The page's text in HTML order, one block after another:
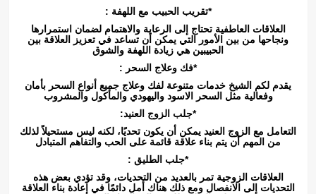
*تقريب الحبيب مع اللهفة :
العلاقات العاطفية تحتاج إلى الرعاية والاهتمام لضمان استمرارها
ونجاحها من بين الأمور التي يمكن أن تساعد في تعزيز العلاقة بين
الحبيبين هي زيادة اللهفة والشوق
*فك وعلاج السحر :
يقدم لكم الشيخ خدمات متنوعة لفك وعلاج جميع أنواع السحر بأمان
وفعالية مثل السحر الاسود واليهودي والمأكول والمشروب
*جلب الزوج العنيد:
التعامل مع الزوج العنيد يمكن أن يكون تحديًا، لكنه ليس مستحيلاً لذلك
من المهم أن يتم بناء علاقة قائمة على الحب والتفاهم المتبادل
*جلب الطليق :
العلاقات الزوجية تمر بالعديد من التحديات، وقد تؤدي بعض هذه
التحديات إلى الانفصال ومع ذلك هناك أمل دائمًا في إعادة بناء العلاقة